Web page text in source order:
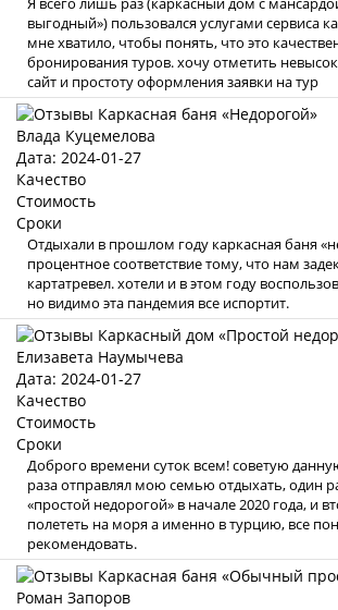
выгодный») пользовался услугами сервиса
мне хватило, чтобы понять, что это
бронирования туров. хочу отметить
сайт и простоту оформления заявки на тур
Влада Куцемелова
Дата: 2024-01-27
Качество
Стоимость
Сроки
Отдыхали в прошлом году каркасная баня
процентное соответствие тому, что нам
картатревел. хотели и в этом году
но видимо эта пандемия все испортит.
Елизавета Наумычева
Дата: 2024-01-27
Качество
Стоимость
Сроки
Доброго времени суток всем! советую
раза отправлял мою семью отдыхать, один
«простой недорогой» в начале 2020 года, и
полететь на моря а именно в турцию, все
рекомендовать.
Роман Запоров